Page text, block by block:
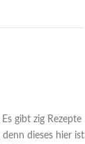
gibt zig Rezepte
dieses hier ist